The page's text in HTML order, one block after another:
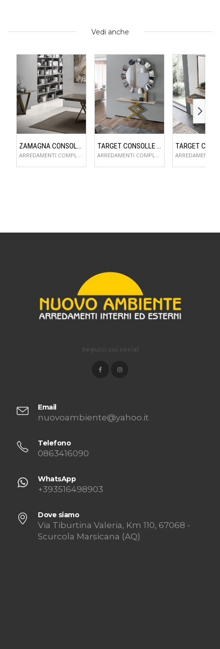
Vedi anche
ZAMAGNA CONSOLLE FLAME TARGET CONSOLLE CROSS
Email
nuovoambiente@yahoo.it
Telefono
0863416090
WhatsApp
+393516498903
Dove siamo
Via Tiburtina Valeria, Km 110, 67068 -
Scurcola Marsicana (AQ)